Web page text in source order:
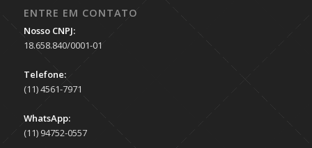
ENTRE EM CONTATO
Nosso CNPJ:
18.658.840/0001-01
Telefone:
(11) 4561-7971
WhatsApp:
(11) 94752-0557